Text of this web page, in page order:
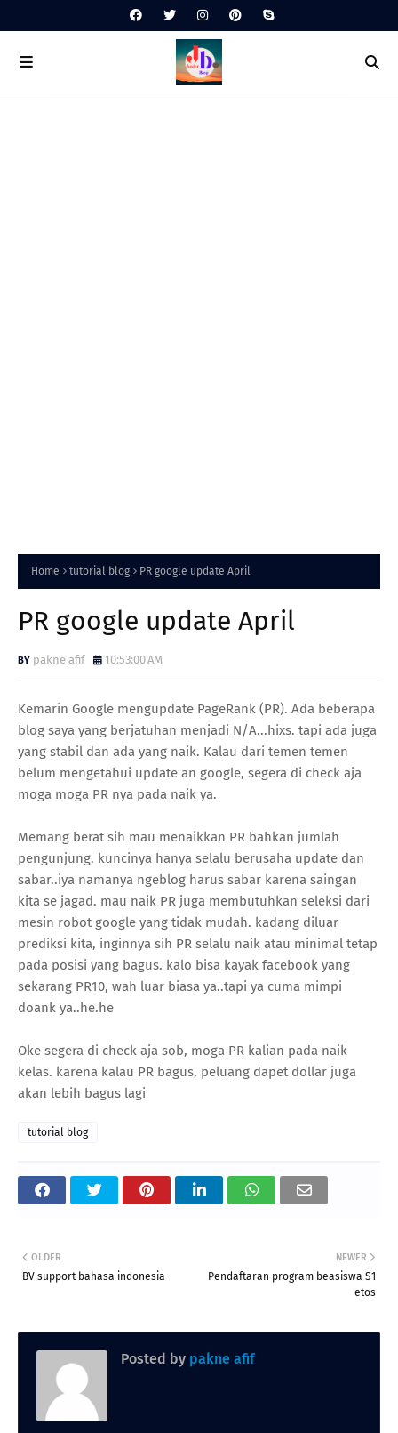
Home tutorial blog PR google update April
PR google update April
pakne afif 10:53:00 AM
Kemarin Google mengupdate PageRank (PR). Ada beberapa
blog saya yang berjatuhan menjadi N/A...hixs. tapi ada juga
yang stabil dan ada yang naik. Kalau dari temen temen
belum mengetahui update an google, segera di check aja
moga moga PR nya pada naik ya.
Memang berat sih mau menaikkan PR bahkan jumlah
pengunjung. kuncinya hanya selalu berusaha update dan
sabar..iya namanya ngeblog harus sabar karena saingan
kita se jagad. mau naik PR juga membutuhkan seleksi dari
mesin robot google yang tidak mudah. kadang diluar
prediksi kita, inginnya sih PR selalu naik atau minimal tetap
pada posisi yang bagus. kalo bisa kayak facebook yang
sekarang PR10, wah luar biasa ya..tapi ya cuma mimpi
doank ya..he.he
Oke segera di check aja sob, moga PR kalian pada naik
kelas. karena kalau PR bagus, peluang dapet dollar juga
akan lebih bagus lagi
tutorial blog
NEWER
Pendaftaran program beasiswa S1
etos
OLDER
BV support bahasa indonesia
Posted by pakne afif